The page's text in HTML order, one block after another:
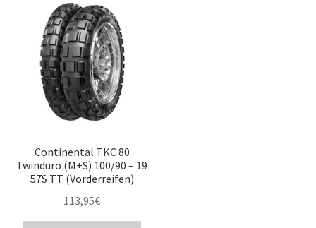
Continental TKC 80
Twinduro (M+S) 100/90 – 19
57S TT (Vorderreifen)
113,95€